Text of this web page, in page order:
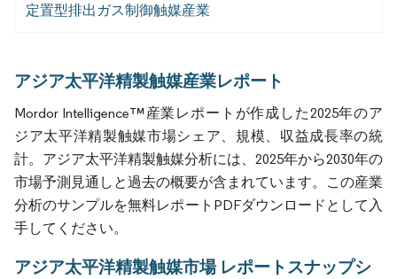
定置型排出ガス制御触媒産業
アジア太平洋精製触媒産業レポート
Mordor Intelligence™産業レポートが作成した2025年のア
ジア太平洋精製触媒市場シェア、規模、収益成長率の統
計。アジア太平洋精製触媒分析には、2025年から2030年の
市場予測見通しと過去の概要が含まれています。この産業
分析のサンプルを無料レポートPDFダウンロードとして入
手してください。
アジア太平洋精製触媒市場 レポートスナップシ